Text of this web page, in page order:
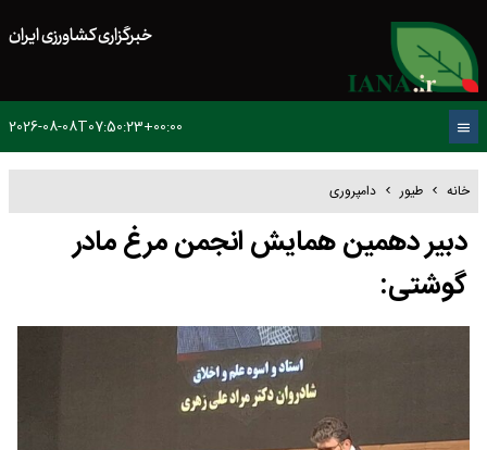
خبرگزاری کشاورزی ایران
2026-08-08T07:50:23+00:00
خانه طیور دامپروری
دبیر دهمین همایش انجمن مرغ مادر
گوشتی: